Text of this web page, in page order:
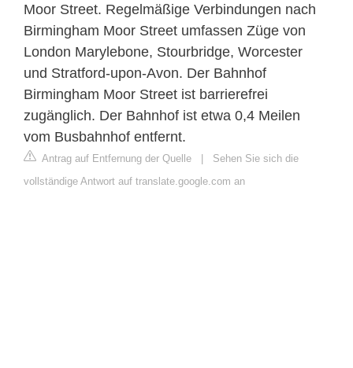
Moor Street. Regelmäßige Verbindungen nach
Birmingham Moor Street umfassen Züge von
London Marylebone, Stourbridge, Worcester
und Stratford-upon-Avon. Der Bahnhof
Birmingham Moor Street ist barrierefrei
zugänglich. Der Bahnhof ist etwa 0,4 Meilen
vom Busbahnhof entfernt.
Antrag auf Entfernung der Quelle | Sehen Sie sich die
vollständige Antwort auf translate.google.com an